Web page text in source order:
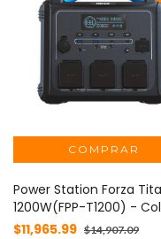
Power Station Forza
1200W(FPP-T1200) -
Negro con Azul
$11,965.99 $14,907.09